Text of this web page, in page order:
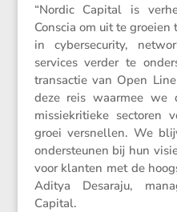
“Nordic Capital is
Conscia om uit te
in cyber­se­cu­rity,
services verder te
trans­actie van Open
deze reis waarmee we
missie­kri­tieke sectoren
groei versnellen. We
onder­steunen bij hun
voor klanten met de
Aditya Desaraju,
Capital.